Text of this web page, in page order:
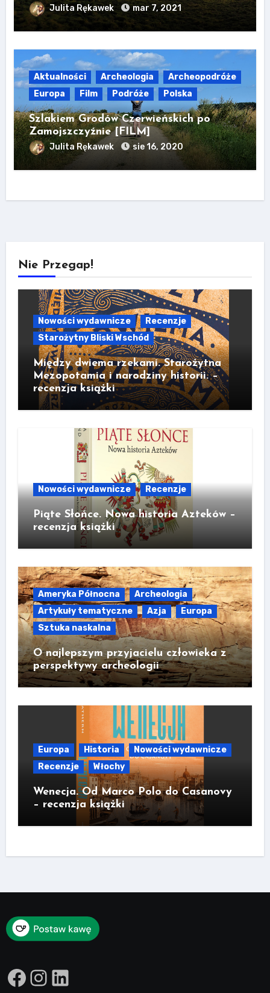
Julita Rękawek mar 7, 2021
Aktualności Archeologia
Archeopodróże
Europa
Film Podróże Polska
Szlakiem Grodów Czerwieńskich po
Zamojszczyźnie [FILM]
Julita Rękawek sie 16, 2020
Nie Przegap!
Nowości wydawnicze
Recenzje
Starożytny Bliski Wschód
Między dwiema rzekami. Starożytna
Mezopotamia i narodziny historii. –
recenzja książki
Nowości wydawnicze Recenzje
Piąte Słońce. Nowa historia Azteków –
recenzja książki
Ameryka Północna
Archeologia
Artykuły tematyczne
Azja
Europa
Sztuka naskalna
O najlepszym przyjacielu człowieka z
perspektywy archeologii
Europa Historia
Nowości wydawnicze
Recenzje
Włochy
Wenecja. Od Marco Polo do Casanovy
– recenzja książki
Facebook
Instagram
LinkedIn